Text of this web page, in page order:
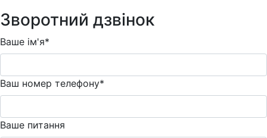
Зворотний дзвінок
Ваше ім'я*
Ваш номер телефону*
Ваше питання